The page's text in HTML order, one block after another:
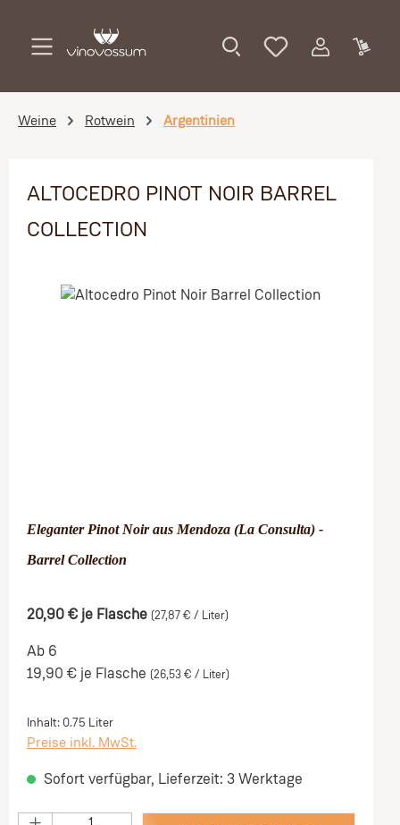
Weine Rotwein Argentinien
ALTOCEDRO PINOT NOIR BARREL
COLLECTION
Bildergalerie überspringen
Eleganter Pinot Noir aus Mendoza (La Consulta) -
Barrel Collection
20,90 € je Flasche (27,87 € / Liter)
Ab 6
19,90 € je Flasche (26,53 € / Liter)
Inhalt: 0.75 Liter
Preise inkl. MwSt.
Sofort verfügbar, Lieferzeit: 3 Werktage